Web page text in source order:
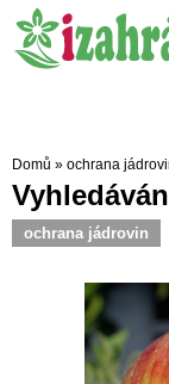
Domů » ochrana
ochrana jádrovin